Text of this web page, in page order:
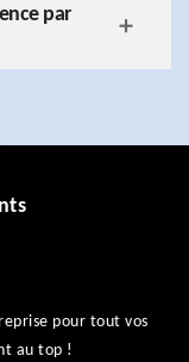
par
pour tout vos
au top !